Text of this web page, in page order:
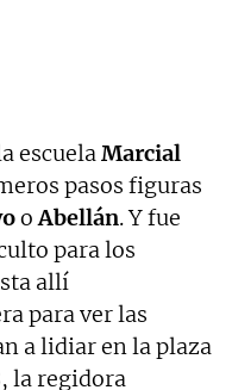
escuelaMarcial
pasos figuras
oAbellán. Y fue
para los
allí
para ver las
a lidiar en la plaza
la regidora